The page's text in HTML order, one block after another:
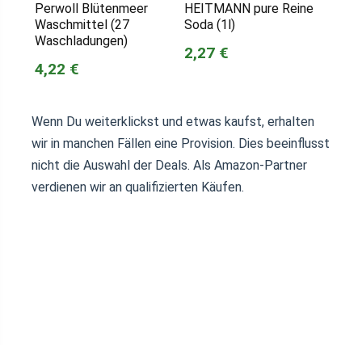
Perwoll Blütenmeer
Waschmittel (27
Waschladungen)
4,22 €
HEITMANN pure Reine
Soda (1l)
2,27 €
Wenn Du weiterklickst und etwas kaufst, erhalten
wir in manchen Fällen eine Provision. Dies beeinflusst
nicht die Auswahl der Deals. Als Amazon-Partner
verdienen wir an qualifizierten Käufen.